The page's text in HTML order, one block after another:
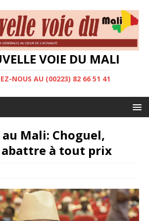
VOIE DU MALI
NOUS AU (00223) 82 66 51 41
Mali: Choguel,
abattre à tout prix